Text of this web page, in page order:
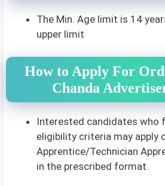
The Min. Age limit is 14
upper limit
How to Apply For
Chanda
Interested candidates who
eligibility criteria may apply
Apprentice/Technician
in the prescribed format.